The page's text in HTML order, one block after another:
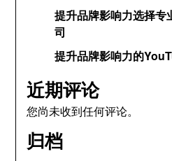
提升品牌影响力选择
司
提升品牌影响力的
近期评论
您尚未收到任何评论。
归档